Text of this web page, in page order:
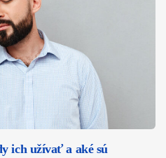
ich užívať a aké sú